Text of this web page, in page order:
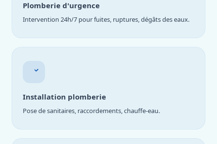
Plomberie d'urgence
Intervention 24h/7 pour fuites, ruptures, dégâts des eaux.
Installation plomberie
Pose de sanitaires, raccordements, chauffe-eau.